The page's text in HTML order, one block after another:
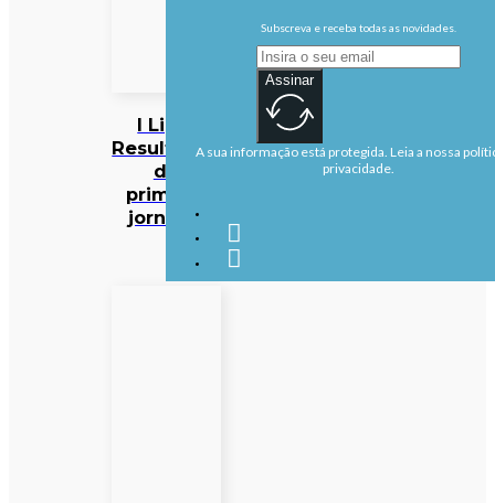
I Liga:
Resultados
da
primeira
jornada
Subscreva e receba todas as novidades.
Assinar
A sua informação está protegida. Leia a nossa
privacidade.